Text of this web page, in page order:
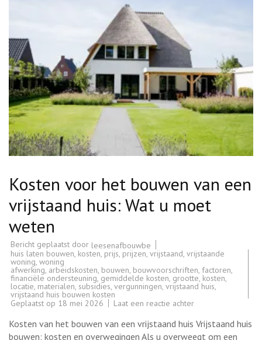
Kosten voor het bouwen van een
vrijstaand huis: Wat u moet
weten
Bericht geplaatst door leesenafbouwbe
huis laten bouwen, kosten, prijs, prijzen, vrijstaand, vrijstaande
woning, woning
afwerking, arbeidskosten, bouwen, bouwvoorschriften, factoren,
financiële ondersteuning, gemiddelde kosten, grootte, kosten,
locatie, materialen, subsidies, vergunningen, vrijstaand huis,
vrijstaand huis bouwen kosten
Geplaatst op 18 mei 2026 Laat een reactie achterop
voor
het
bouwen
Kosten van het bouwen van een vrijstaand huis Vrijstaand huis
bouwen: kosten en overwegingen Als u overweegt om een